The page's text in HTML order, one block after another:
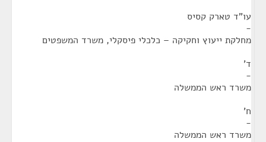
עו"ד טארק קסיס
-
מחלקת ייעוץ וחקיקה – כלכלי פיסקלי, משרד המשפטים
ד'
-
משרד ראש הממשלה
ח'
-
משרד ראש הממשלה